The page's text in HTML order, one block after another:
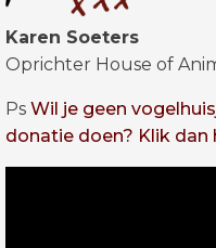
Karen Soeters
Oprichter House of
Ps Wil je geen
donatie doen? Klik dan